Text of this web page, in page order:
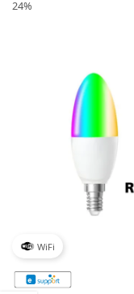
24%
WiFi